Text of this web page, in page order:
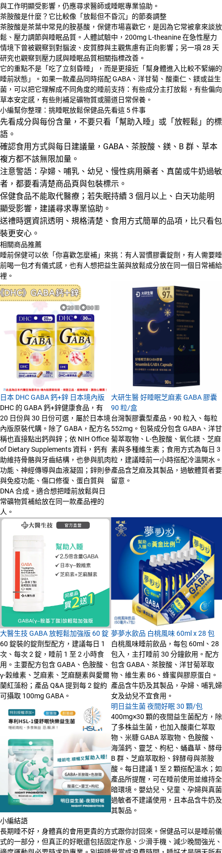
與工作明顯受影響，仍應尋求醫師或睡眠專業協助。
茶胺酸是什麼？它比較像「放鬆但不昏沉」的節奏調整
茶胺酸是茶葉中常見的胺基酸，保健市場喜歡它，是因為它常被拿來談放
鬆、壓力調節與睡眠品質。人體試驗中，200mg L-theanine 在急性壓力
情境下曾被觀察到對腦波、皮質醇與主觀焦慮有正向影響；另一項 28 天
研究也觀察到壓力感與睡眠品質相關指標改善。
它的重點不是「吃了立刻昏睡」，而是更接近「幫身體進入比較不緊繃的
睡前狀態」。如果一款產品同時搭配 GABA、洋甘菊、酸棗仁、鎂或益生
菌，可以把它理解成不同角度的睡前支持：有些成分主打放鬆，有些偏向
草本安定感，有些則補足礦物質或腸道日常保養。
小編幫你整理：挑睡眠放鬆保健品先看這 5 件事
先看成分與每份含量，不要只看「幫助入睡」或「放輕鬆」的標
語。
確認食用方式與每日建議量，GABA、茶胺酸、鎂、B 群、草本
複方都不該無限加量。
注意警語：孕婦、哺乳、幼兒、慢性病用藥者、真菌或牛奶過敏
者，都要看清楚商品頁與包裝標示。
保健食品不能取代醫療；若失眠持續 3 個月以上、白天功能明
顯受影響，建議尋求專業協助。
送禮時選資訊透明、規格清楚、食用方式簡單的品項，比只看包
裝更安心。
相關商品推薦
睡前保健可以依「你喜歡怎麼補」來挑：有人習慣膠囊錠劑，有人需要睡
前喝一包才有儀式感，也有人想把益生菌與放鬆成分放在同一個日常補給
裡。
日本 DHC GABA 鈣+鋅 日本境內版
DHC 的 GABA 鈣+鋅健康食品，有
20 日份與 30 日份可選，屬於日本境
內版原裝代購。除了 GABA，配方名
稱也直接點出鈣與鋅；依 NIH Office
of Dietary Supplements 資料，鈣有
助維持骨骼與牙齒結構，也參與肌肉
功能、神經傳導與血液凝固；鋅則參
與免疫功能、傷口修復、蛋白質與
DNA 合成。適合想把睡前放鬆與日
常礦物質補給放在同一款產品裡的
人。
大研生醫 好睡眠芝麻素 GABA 膠囊
90 粒/盒
台灣製膠囊型產品，90 粒入、每粒
552mg。包裝成分包含 GABA、洋甘
菊萃取物、L-色胺酸、氧化鎂、芝麻
素與多種維生素；食用方式為每日 3
粒，建議睡前一小時搭配冷溫開水。
產品含芝麻及其製品，過敏體質者要
留意。
大醫生技 GABA 放輕鬆加強版 60 錠
60 錠裝的錠劑型配方，建議每日 1
次、每次 2 錠，睡前 1 至 2 小時食
用。主要配方包含 GABA、色胺酸、
γ-穀維素、芝麻素、芝麻醚素與愛爾
蘭紅藻粉；產品 Q&A 提到每 2 錠約
可攝取 100mg GABA。
夢夢水飲品 白桃風味 60ml x 28 包
白桃風味睡前飲品，每包 60ml、28
包入，主打睡前 30 分鐘飲用。配方
包含 GABA、茶胺酸、洋甘菊萃取
物、維生素 B6、蜂蜜與膠原蛋白。
產品含牛奶及其製品，孕婦、哺乳婦
女及幼兒不宜食用。
明日益生菌 夜間好眠 30 顆/包
400mg×30 顆的夜間益生菌配方，除
了多株益生菌，也加入酸棗仁萃取
物、米糠 GABA 萃取物、色胺酸、
海藻鈣、靈芝、枸杞、蛹蟲草、酵母
B 群、芝麻萃取粉、鋅酵母與茶胺
酸。每日建議 1 至 2 顆搭配溫水；如
產品所提醒，可在睡前使用並維持全
暗環境。嬰幼兒、兒童、孕婦與真菌
過敏者不建議使用，且本品含牛奶及
其製品。
小編結語
長期睡不好，身體真的會用更貴的方式跟你討回來。保健品可以是睡前儀
式的一部分，但真正的好眠還包括固定作息、少滑手機、減少晚間強光、